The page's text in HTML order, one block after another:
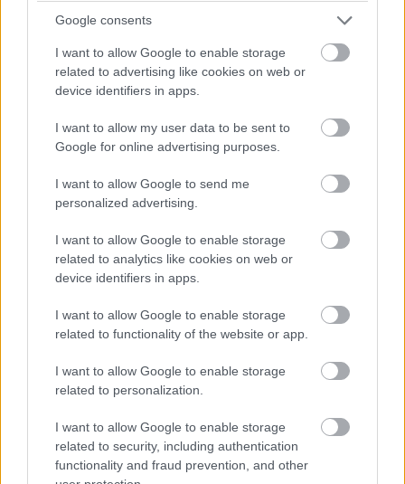
Google consents
I want to allow Google to enable storage
related to advertising like cookies on web or
device identifiers in apps.
I want to allow my user data to be sent to
Google for online advertising purposes.
I want to allow Google to send me
personalized advertising.
I want to allow Google to enable storage
related to analytics like cookies on web or
device identifiers in apps.
I want to allow Google to enable storage
related to functionality of the website or app.
I want to allow Google to enable storage
related to personalization.
I want to allow Google to enable storage
related to security, including authentication
functionality and fraud prevention, and other